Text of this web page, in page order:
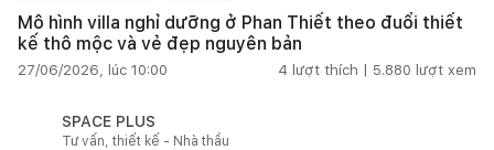
Mô hình villa nghỉ dưỡng ở Phan Thiết theo đuổi thiết
kế thô mộc và vẻ đẹp nguyên bản
27/06/2026, lúc 10:00 4 lượt thích | 5.880 lượt xem
SPACE PLUS
Tư vấn, thiết kế - Nhà thầu